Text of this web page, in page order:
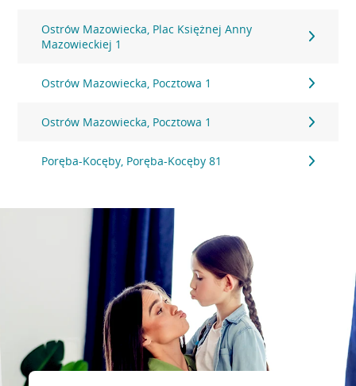
Ostrów Mazowiecka, Plac Księżnej Anny
Mazowieckiej 1
Ostrów Mazowiecka, Pocztowa 1
Ostrów Mazowiecka, Pocztowa 1
Poręba-Kocęby, Poręba-Kocęby 81